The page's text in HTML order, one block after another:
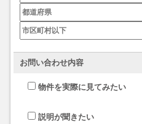
お問い合わせ内容
物件を実際に見てみたい
説明が聞きたい